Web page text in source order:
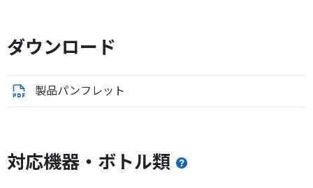
ダウンロード
製品パンフレット
対応機器・ボトル類